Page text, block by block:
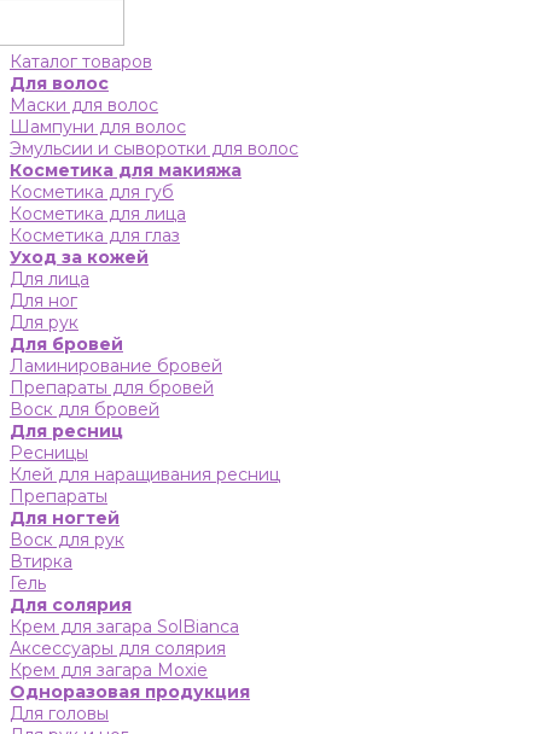
Каталог товаров
Для волос
Маски для волос
Шампуни для волос
Эмульсии и сыворотки для волос
Косметика для макияжа
Косметика для губ
Косметика для лица
Косметика для глаз
Уход за кожей
Для лица
Для ног
Для рук
Для бровей
Ламинирование бровей
Препараты для бровей
Воск для бровей
Для ресниц
Ресницы
Клей для наращивания ресниц
Препараты
Для ногтей
Воск для рук
Втирка
Гель
Для солярия
Крем для загара SolBianca
Аксессуары для солярия
Крем для загара Moxie
Одноразовая продукция
Для головы